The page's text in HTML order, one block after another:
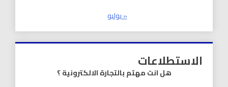
« يوليو
الاستطلاعات
هل انت مهتم بالتجارة الالكترونية ؟